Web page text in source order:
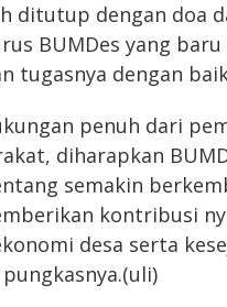
ditutup dengan doa
BUMDes yang
tugasnya dengan
penuh dari
diharapkan
semakin
kontribusi
desa serta